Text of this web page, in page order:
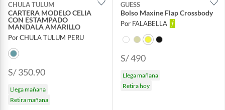
CHULA TULUM
CARTERA MODELO CELIA
CON ESTAMPADO
MANDALA AMARILLO
Por CHULA TULUM PERU
S/ 350.90
Llega mañana
Retira mañana
GUESS
Bolso Maxine Flap Crossbody
Por FALABELLA
S/ 490
Llega mañana
Retira hoy